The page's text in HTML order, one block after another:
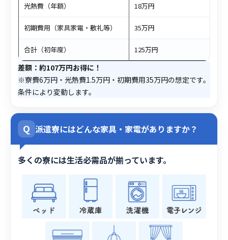
光熱費（年額） 18万円
初期費用（家具家電・敷礼等） 35万円
合計（初年度） 125万円
差額：約107万円お得に！
※寮費6万円・光熱費1.5万円・初期費用35万円の想定です。
条件により変動します。
Q 派遣寮にはどんな家具・家電がありますか？
多くの寮には生活必需品が揃っています。